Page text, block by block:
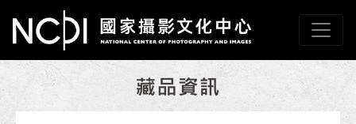
跳到主要內容
國家攝影文化中心
網頁導覽